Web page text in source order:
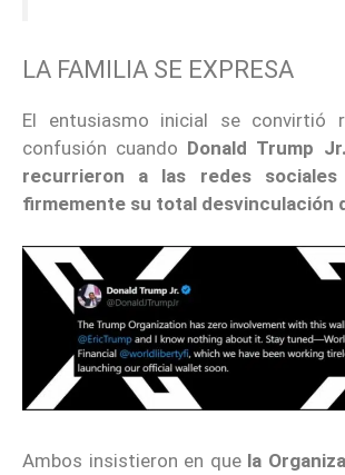
LA FAMILIA SE EXPRESA
El entusiasmo inicial se convirtió
confusión cuando Donald Trump
recurrieron a las redes sociales
firmemente su total desvinculación
Ambos insistieron en que la